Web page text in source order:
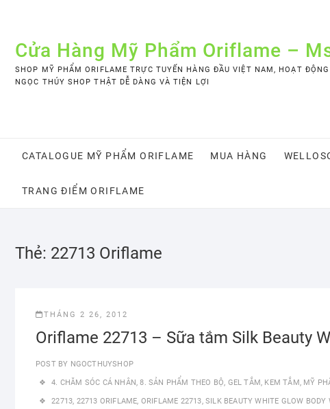
contentCửa Hàng Mỹ Phẩm Oriflame –
SHOP MỸ PHẨM ORIFLAME TRỰC TUYẾN HÀNG ĐẦU VIỆT NAM, HOẠT
NGỌC THÚY SHOP THẬT DỄ DÀNG VÀ TIỆN LỢI
CATALOGUE MỸ PHẨM ORIFLAME MUA HÀNG
TRANG ĐIỂM ORIFLAME
Thẻ: 22713 Oriflame
THÁNG 2 26, 2012
Oriflame 22713 – Sữa tắm Silk Beauty
POST BY NGOCTHUYSHOP
4. CHĂM SÓC CÁ NHÂN,8. SẢN PHẨM THEO BỘ, GEL TẮM, KEM TẮM, MỸ
22713, 22713 ORIFLAME, ORIFLAME 22713,SILK BEAUTY WHITE GLOW BODY